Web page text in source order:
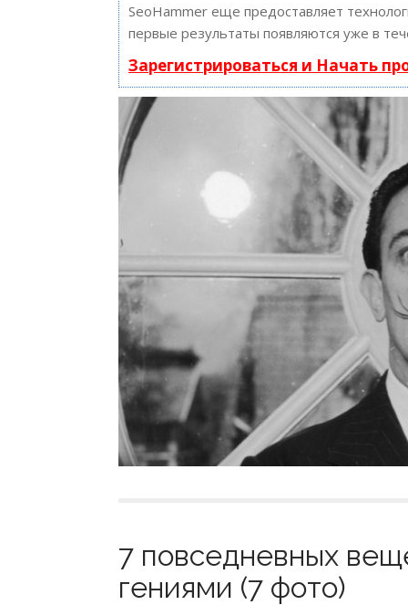
SeoHammer еще предоставляет
первые результаты появляются уже в
Зарегистрироваться и Начать
7 повседневных
гениями (7 фото)